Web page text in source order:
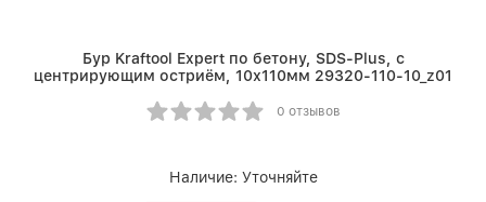
Бур Kraftool Expert по бетону, SDS-Plus, с
центрирующим остриём, 10х110мм 29320-110-10_z01
0 отзывов
Наличие: Уточняйте